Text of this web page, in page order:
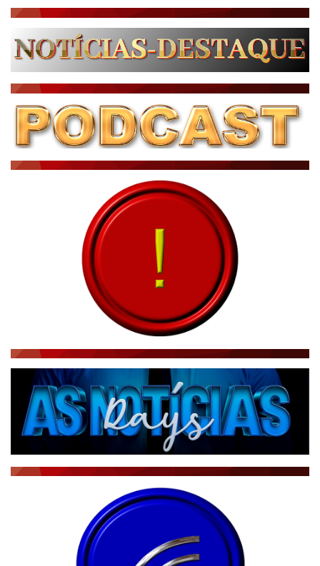
NOTÍCIAS DESTAQUE DO DIA
BRASIL NOTÍCIAS
BRASIL MUNDO AO VIVO
O MUNDO É NOTÍCIA
CN7
RÁDIO AGÊNCIA
NOTÍCIAS AO MINUTO
ACONTECEU...VIROU MANCHETE!
BLOGS & COLUNAS
DIÁRIO DO NORDESTE - ÚLTIMA HORA